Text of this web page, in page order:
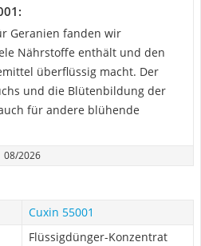
Geranien fanden wir
Nährstoffe enthält und den
überflüssig macht. Der
und die Blütenbildung der
für andere blühende
08/2026
Cuxin 55001
Flüssigdünger-Konzentrat